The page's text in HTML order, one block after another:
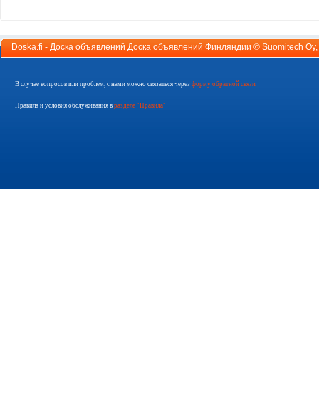
Doska.fi - Доска объявлений Доска объявлений Финляндии © Suomitech Oy
В случае вопросов или проблем, с нами можно связаться через форму обратной связи
Правила и условия обслуживания в разделе "Правила"